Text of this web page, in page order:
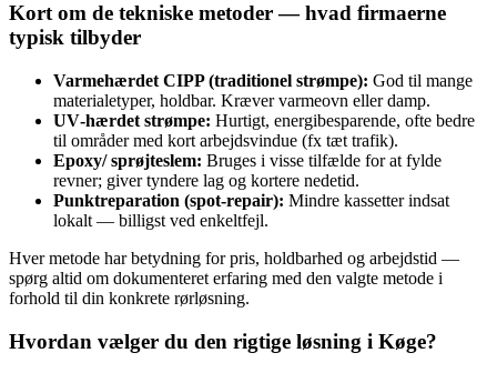
Kort om de tekniske metoder — hvad firmaerne
typisk tilbyder
Varmehærdet CIPP (traditionel strømpe): God til mange
materialetyper, holdbar. Kræver varmeovn eller damp.
UV‑hærdet strømpe: Hurtigt, energibesparende, ofte bedre
til områder med kort arbejdsvindue (fx tæt trafik).
Epoxy/ sprøjteslem: Bruges i visse tilfælde for at fylde
revner; giver tyndere lag og kortere nedetid.
Punktreparation (spot‑repair): Mindre kassetter indsat
lokalt — billigst ved enkeltfejl.
Hver metode har betydning for pris, holdbarhed og arbejdstid —
spørg altid om dokumenteret erfaring med den valgte metode i
forhold til din konkrete rørløsning.
Hvordan vælger du den rigtige løsning i Køge?